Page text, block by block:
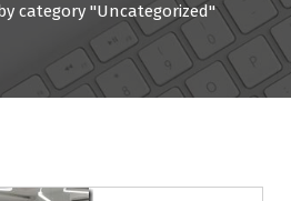
category "Uncategorized"